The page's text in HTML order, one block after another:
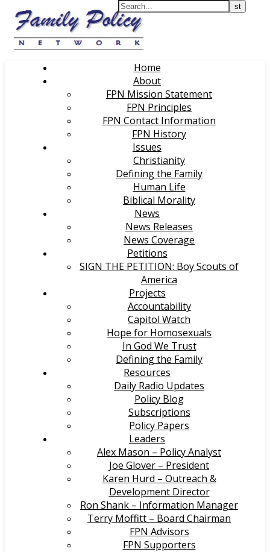
Home
About
FPN Mission Statement
FPN Principles
FPN Contact Information
FPN History
Issues
Christianity
Defining the Family
Human Life
Biblical Morality
News
News Releases
News Coverage
Petitions
SIGN THE PETITION: Boy Scouts of
America
Projects
Accountability
Capitol Watch
Hope for Homosexuals
In God We Trust
Defining the Family
Resources
Daily Radio Updates
Policy Blog
Subscriptions
Policy Papers
Leaders
Alex Mason – Policy Analyst
Joe Glover – President
Karen Hurd – Outreach &
Development Director
Ron Shank – Information Manager
Terry Moffitt – Board Chairman
FPN Advisors
FPN Supporters